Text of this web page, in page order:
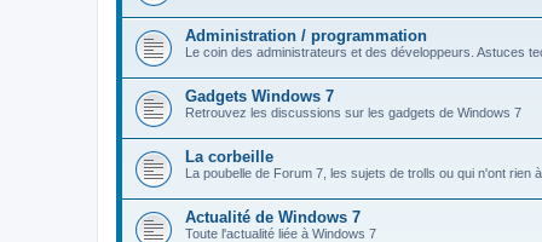
Administration / programmation
Le coin des administrateurs et des développeurs. Astuces
Gadgets Windows 7
Retrouvez les discussions sur les gadgets de Windows 7
La corbeille
La poubelle de Forum 7, les sujets de trolls ou qui n'ont rien
Actualité de Windows 7
Toute l'actualité liée à Windows 7